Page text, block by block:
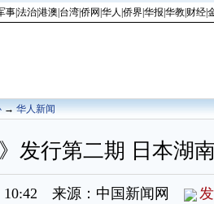
事|法治|港澳 台湾|侨网 华人 侨界|华报 华教| 财经|
→华人新闻
》发行第二期 日本湖
10:42 来源：中国新闻网